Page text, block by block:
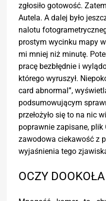
zgłosiło gotowość.
Autela. A dalej było
nalotu
prostym wycinku mapy
mi mniej niż minutę.
pracę bezbłędnie i
którego wyruszył.
card abnormal”,
podsumowującym
przełożyło się to na nic
poprawnie zapisane,
zawodowa ciekawość z
wyjaśnienia tego
OCZY